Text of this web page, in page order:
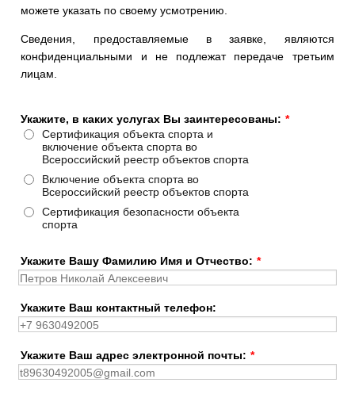
можете указать по своему усмотрению.
Сведения, предоставляемые в заявке, являются
конфиденциальными и не подлежат передаче третьим
лицам.
Укажите, в каких услугах Вы заинтересованы: *
Сертификация объекта спорта и
включение объекта спорта во
Всероссийский реестр объектов спорта
Включение объекта спорта во
Всероссийский реестр объектов спорта
Сертификация безопасности объекта
спорта
Укажите Вашу Фамилию Имя и Отчество: *
Укажите Ваш контактный телефон:
Укажите Ваш адрес электронной почты: *